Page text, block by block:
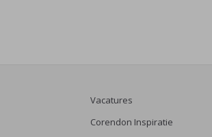
Vacatures
Corendon Inspiratie